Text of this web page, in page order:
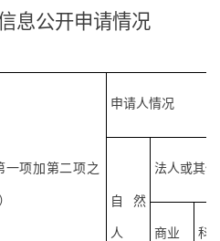
息公开申请情况
一项加第二项之
申请人情况
自然
人
法人或其
商业 科